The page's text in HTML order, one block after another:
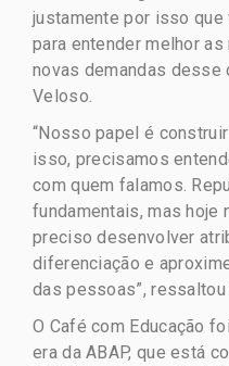
justamente por isso que
para entender melhor
novas demandas desse
Veloso.
“Nosso papel é
isso, precisamos
com quem falamos.
fundamentais, mas hoje
preciso desenvolver
diferenciação e
das pessoas”, ressaltou
O Café com Educação
era da ABAP, que está